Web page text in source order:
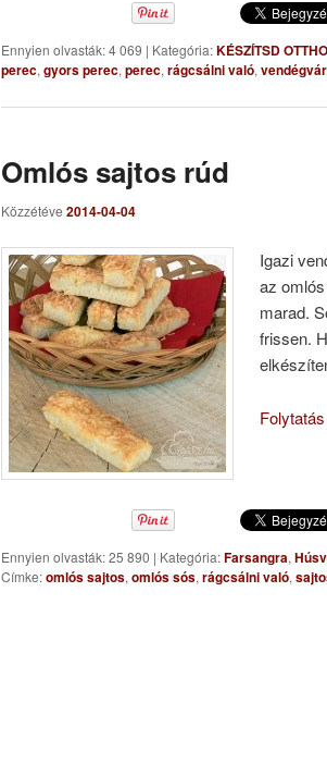
Ennyien olvasták: 4 069 | Kategória:KÉSZÍTSD
perec, gyors perec, perec, rágcsálni való,
Omlós sajtos rúd
Közzétéve 2014-04-04
Igazi
az
marad.
frissen.
Folytatás
Ennyien olvasták: 25 890 | Kategória:Farsangra,
Címke:omlós sajtos, omlós sós, rágcsálni való,